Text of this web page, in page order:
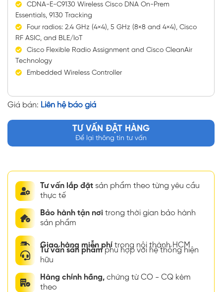
CDNA-E-C9130 Wireless Cisco DNA On-Prem
Essentials, 9130 Tracking
Four radios: 2.4 GHz (4×4), 5 GHz (8×8 and 4×4), Cisco
RF ASIC, and BLE/IoT
Cisco Flexible Radio Assignment and Cisco CleanAir
Technology
Embedded Wireless Controller
Giá bán: Liên hệ báo giá
TƯ VẤN ĐẶT HÀNG
Để lại thông tin tư vấn
Tư vấn lắp đặt sản phẩm theo từng yêu cầu
thực tế
Bảo hành tận nơi trong thời gian bảo hành
sản phẩm
Giao hàng miễn phí trong nội thành HCM
Tư vấn sản phẩmphù hợp với hệ thống hiện
hữu
Hàng chính hãng, chứng từ CO - CQ kèm
theo